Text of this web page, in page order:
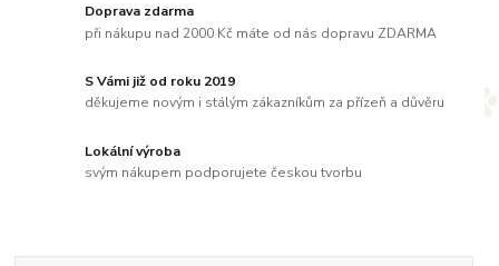
Doprava zdarma
při nákupu nad 2000 Kč máte od nás dopravu ZDARMA
S Vámi již od roku 2019
děkujeme novým i stálým zákazníkům za přízeň a důvěru
Lokální výroba
svým nákupem podporujete českou tvorbu